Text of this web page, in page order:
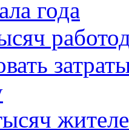
года